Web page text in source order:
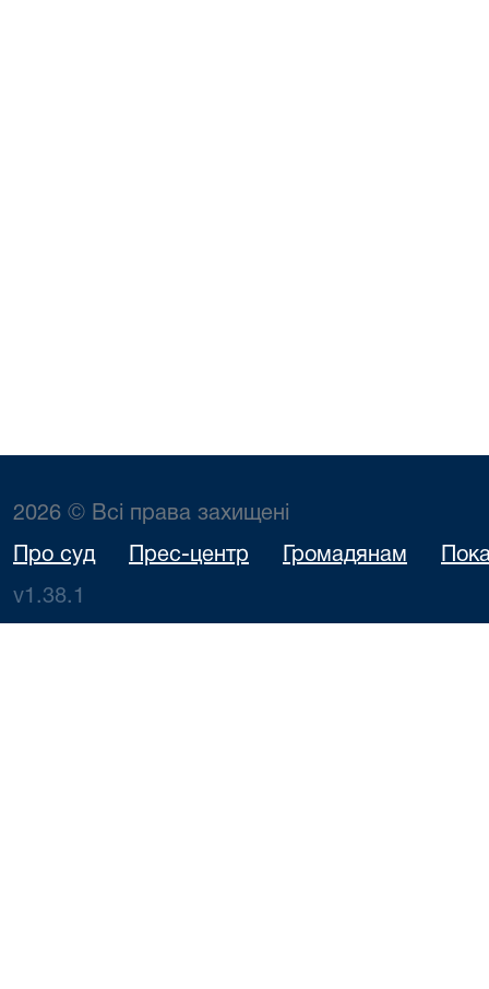
2026 © Всі права захищені
Про суд Прес-центр Громадянам
v1.38.1